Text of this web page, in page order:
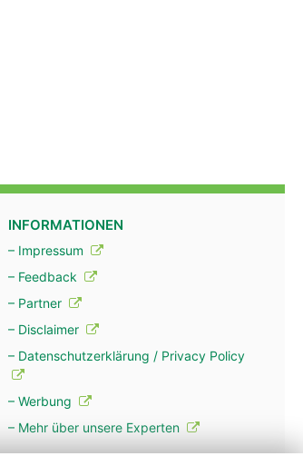
INFORMATIONEN
– Impressum
– Feedback
– Partner
– Disclaimer
– Datenschutzerklärung / Privacy Policy
– Werbung
– Mehr über unsere Experten